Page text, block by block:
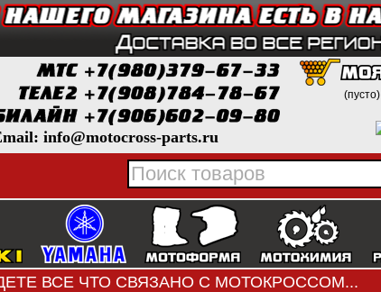
(пусто)
info@motocross-parts.ru
ВСЕ ЧТО СВЯЗАНО С МОТОКРОССОМ...